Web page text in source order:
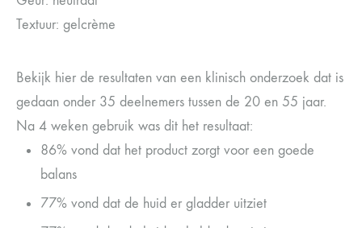
Textuur: gelcrème
Bekijk hier de resultaten van een klinisch onderzoek dat is
gedaan onder 35 deelnemers tussen de 20 en 55 jaar.
Na 4 weken gebruik was dit het resultaat:
86% vond dat het product zorgt voor een goede
balans
77% vond dat de huid er gladder uitziet